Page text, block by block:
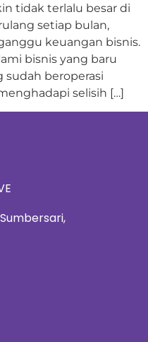
tidak terlalu besar di
setiap bulan,
keuangan bisnis.
bisnis yang baru
sudah beroperasi
selisih […]